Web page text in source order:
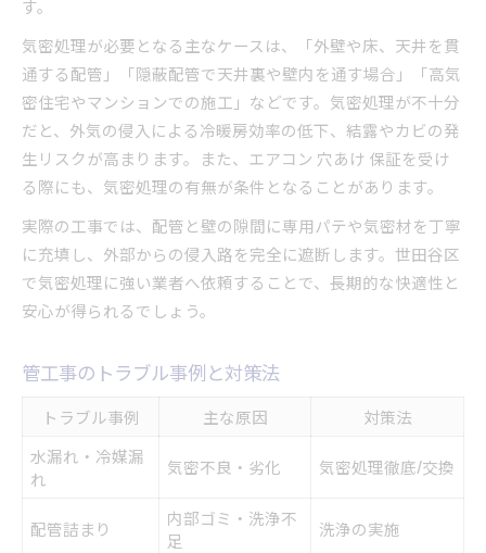
す。
気密処理が必要となる主なケースは、「外壁や床、天井を貫
通する配管」「隠蔽配管で天井裏や壁内を通す場合」「高気
密住宅やマンションでの施工」などです。気密処理が不十分
だと、外気の侵入による冷暖房効率の低下、結露やカビの発
生リスクが高まります。また、エアコン 穴あけ 保証を受け
る際にも、気密処理の有無が条件となることがあります。
実際の工事では、配管と壁の隙間に専用パテや気密材を丁寧
に充填し、外部からの侵入路を完全に遮断します。世田谷区
で気密処理に強い業者へ依頼することで、長期的な快適性と
安心が得られるでしょう。
管工事のトラブル事例と対策法
トラブル事例 主な原因
対策法
水漏れ・冷媒漏
れ
気密不良・劣化 気密処理徹底/交換
配管詰まり
内部ゴミ・洗浄不
足
洗浄の実施